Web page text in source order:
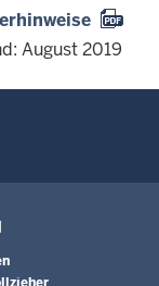
August 2019